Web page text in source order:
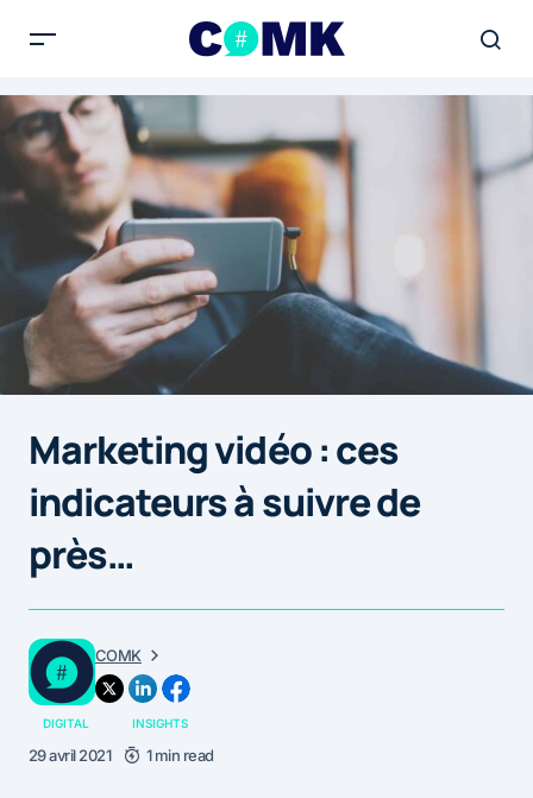
Marketing vidéo : ces
indicateurs à suivre de
près…
COMK
DIGITAL INSIGHTS
29 avril 2021 1 min read